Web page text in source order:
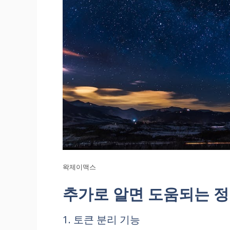
왁제이맥스
추가로 알면 도움되는
1. 토큰 분리 기능